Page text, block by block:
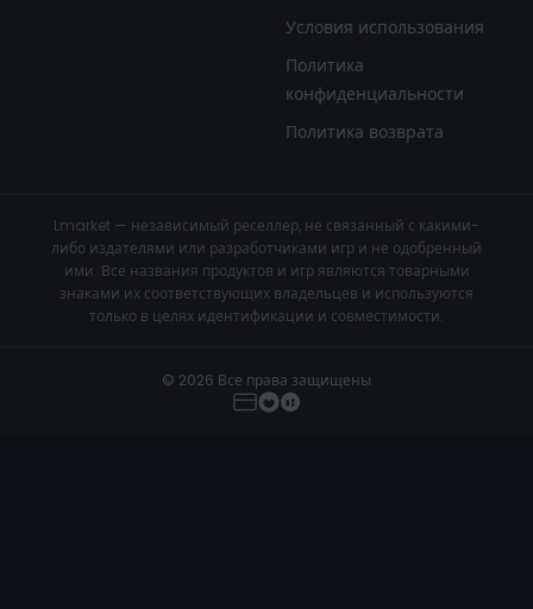
Условия использования
Политика
конфиденциальности
Политика возврата
Lmarket — независимый реселлер, не связанный с какими-
либо издателями или разработчиками игр и не одобренный
ими. Все названия продуктов и игр являются товарными
знаками их соответствующих владельцев и используются
только в целях идентификации и совместимости.
© 2026 Все права защищены